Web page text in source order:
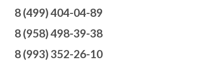
8 (499) 404-04-89
8 (958) 498-39-38
8 (993) 352-26-10